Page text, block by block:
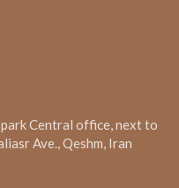
Central office, next to
Ave., Qeshm, Iran